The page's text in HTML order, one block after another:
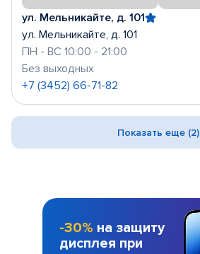
ул. Мельникайте, д. 101
ул. Мельникайте, д. 101
ПН - ВС 10:00 - 21:00
Без выходных
+7 (3452) 66-71-82
Показать еще (2)
-30% на защиту
дисплея при